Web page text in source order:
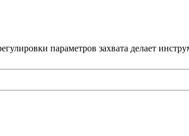
параметров захвата делает